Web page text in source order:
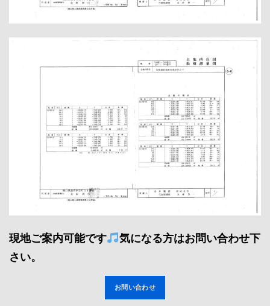
現地ご案内可能です
気になる方はお問い合わせ下
さい。
お問い合わせ